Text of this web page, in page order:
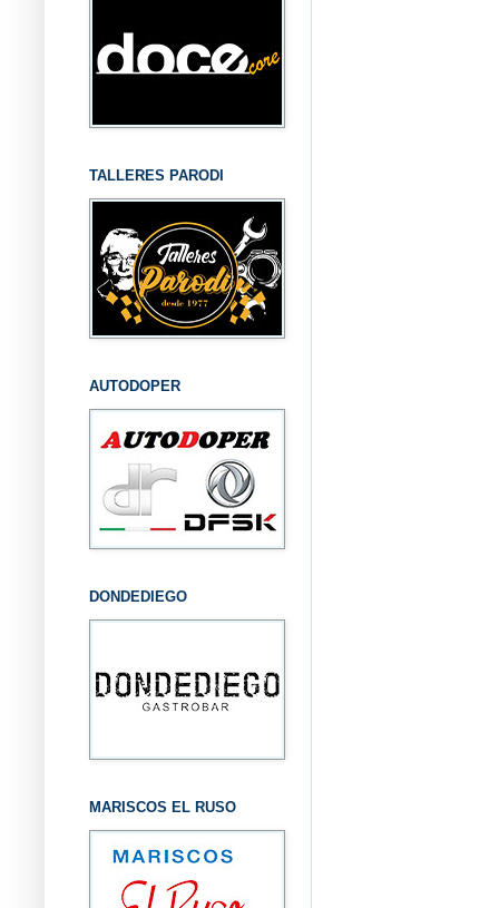
TALLERES PARODI
AUTODOPER
DONDEDIEGO
MARISCOS EL RUSO